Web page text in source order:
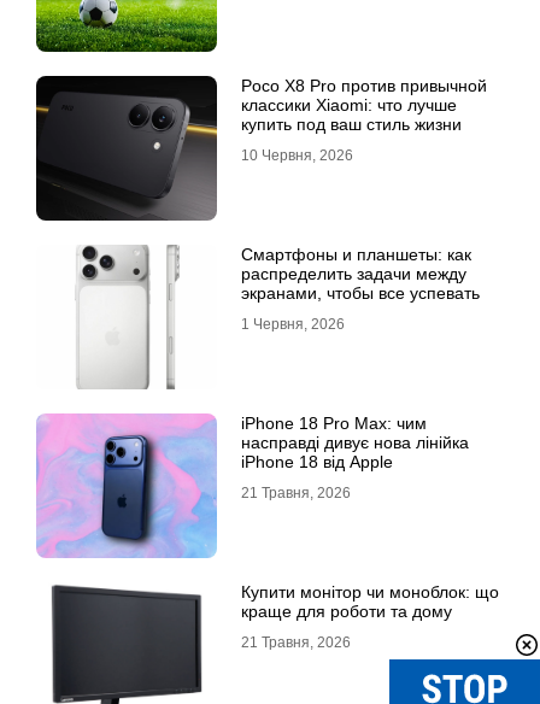
Poco X8 Pro против привычной
классики Xiaomi: что лучше
купить под ваш стиль жизни
10 Червня, 2026
Смартфоны и планшеты: как
распределить задачи между
экранами, чтобы все успевать
1 Червня, 2026
iPhone 18 Pro Max: чим
насправді дивує нова лінійка
iPhone 18 від Apple
21 Травня, 2026
Купити монітор чи моноблок: що
краще для роботи та дому
21 Травня, 2026